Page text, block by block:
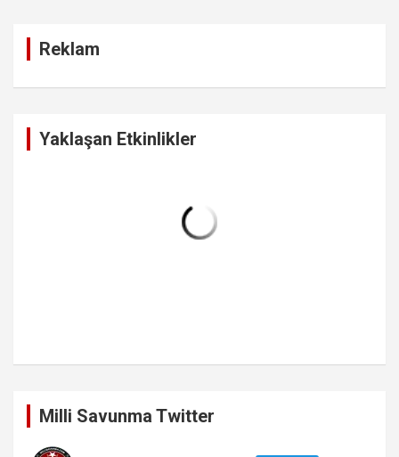
Reklam
Yaklaşan Etkinlikler
Milli Savunma Twitter